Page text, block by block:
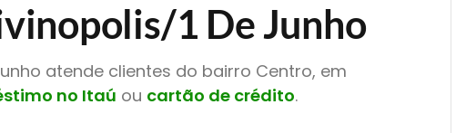
1 De Junho
atende clientes do bairro Centro, em
no Itaú ou cartão de crédito.